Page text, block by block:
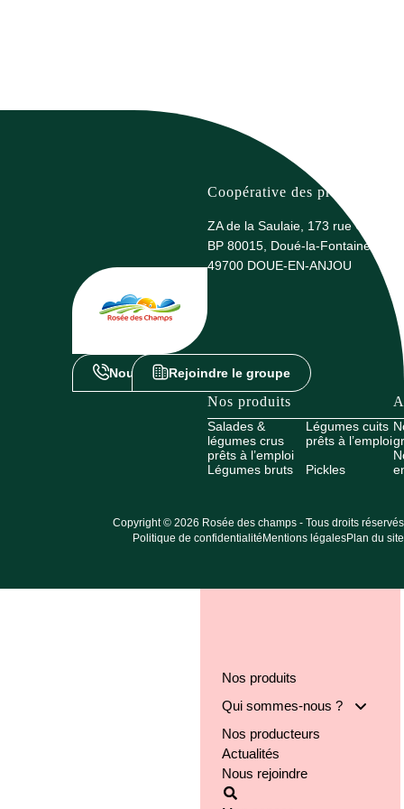
Nous contacterRejoindre le groupe
Coopérative des producteurs
ZA de la Saulaie, 173 rue G. Eiffel
BP 80015, Doué-la-Fontaine
49700 DOUE-EN-ANJOU
Nos produits
Salades &
légumes crus
prêts à l’emploi
Légumes cuits
prêts à l’emploi
Légumes bruts
Pickles
Copyright © 2026 Rosée des champs - Tous droits réservés
Politique de confidentialitéMentions légalesPlan du site
Nos produits
Qui sommes-nous ?
Notre groupe
Nos engagements
Notre implantation
Nos producteurs
Actualités
Nous rejoindre